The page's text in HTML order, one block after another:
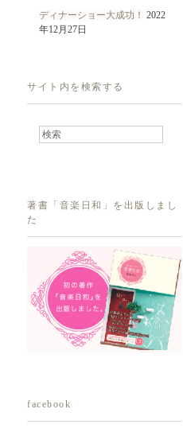
ディナーショー大成功！ 2022
年12月27日
サイト内を検索する
著書「音楽日和」を出版しまし
た
facebook